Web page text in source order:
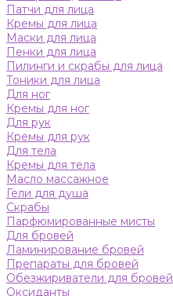
Патчи для лица
Кремы для лица
Маски для лица
Пенки для лица
Пилинги и скрабы для лица
Тоники для лица
Для ног
Кремы для ног
Для рук
Кремы для рук
Для тела
Кремы для тела
Масло массажное
Гели для душа
Скрабы
Парфюмированные мисты
Для бровей
Ламинирование бровей
Препараты для бровей
Обезжириватели для бровей
Оксиданты